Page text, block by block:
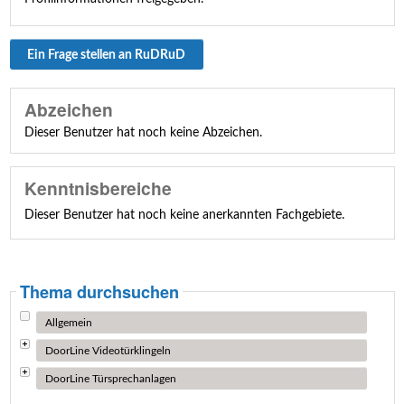
Ein Frage stellen an RuDRuD
Abzeichen
Dieser Benutzer hat noch keine Abzeichen.
Kenntnisbereiche
Dieser Benutzer hat noch keine anerkannten Fachgebiete.
Thema durchsuchen
Allgemein
DoorLine Videotürklingeln
DoorLine Türsprechanlagen